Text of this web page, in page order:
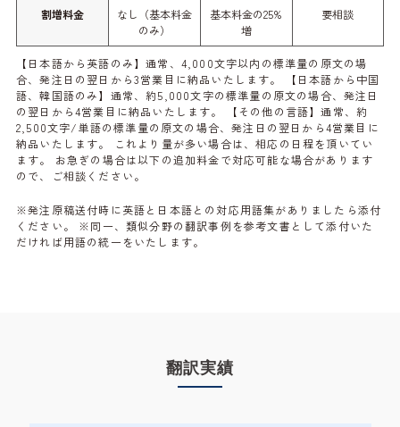
割増料金
なし（基本料金
のみ）
基本料金の25%
増
要相談
【日本語から英語のみ】通常、4,000文字以内の標準量の原文の場
合、発注日の翌日から3営業目に納品いたします。 【日本語から中国
語、韓国語のみ】通常、約5,000文字の標準量の原文の場合、発注日
の翌日から4営業目に納品いたします。 【その他の言語】通常、約
2,500文字/単語の標準量の原文の場合、発注日の翌日から4営業目に
納品いたします。 これより量が多い場合は、相応の日程を頂いてい
ます。 お急ぎの場合は以下の追加料金で対応可能な場合があります
ので、ご相談ください。
※発注原稿送付時に英語と日本語との対応用語集がありましたら添付
ください。 ※同一、類似分野の翻訳事例を参考文書として添付いた
だければ用語の統一をいたします。
翻訳実績